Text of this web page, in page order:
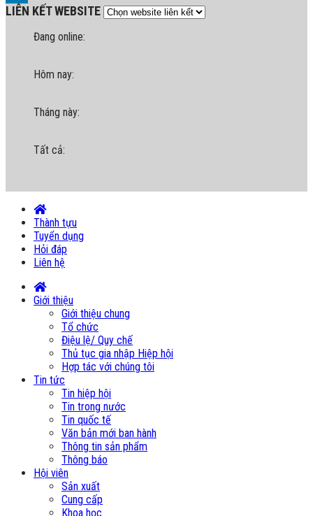
LinkedIn
LIÊN KẾT WEBSITE
Đang online:
Hôm nay:
Tháng này:
Tất cả:
Thành tựu
Tuyển dụng
Hỏi đáp
Liên hệ
Giới thiệu
Giới thiệu chung
Tổ chức
Điệu lệ/ Quy chế
Thủ tục gia nhập Hiệp hội
Hợp tác với chúng tôi
Tin tức
Tin hiệp hội
Tin trong nước
Tin quốc tế
Văn bản mới ban hành
Thông tin sản phẩm
Thông báo
Hội viên
Sản xuất
Cung cấp
Khoa học